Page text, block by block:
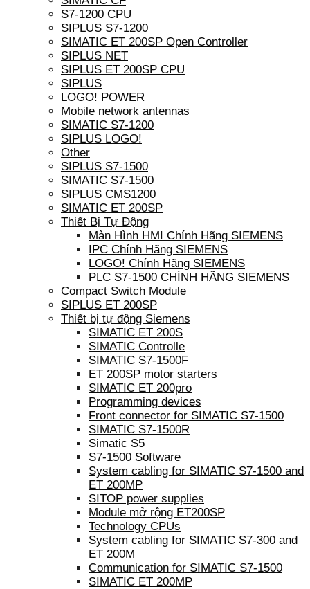
S7-1200 CPU
SIPLUS S7-1200
SIMATIC ET 200SP Open Controller
SIPLUS NET
SIPLUS ET 200SP CPU
SIPLUS
LOGO! POWER
Mobile network antennas
SIMATIC S7-1200
SIPLUS LOGO!
Other
SIPLUS S7-1500
SIMATIC S7-1500
SIPLUS CMS1200
SIMATIC ET 200SP
Thiết Bị Tự Động
Màn Hình HMI Chính Hãng SIEMENS
IPC Chính Hãng SIEMENS
LOGO! Chính Hãng SIEMENS
PLC S7-1500 CHÍNH HÃNG SIEMENS
Compact Switch Module
SIPLUS ET 200SP
Thiết bị tự động Siemens
SIMATIC ET 200S
SIMATIC Controlle
SIMATIC S7-1500F
ET 200SP motor starters
SIMATIC ET 200pro
Programming devices
Front connector for SIMATIC S7-1500
SIMATIC S7-1500R
Simatic S5
S7-1500 Software
System cabling for SIMATIC S7-1500 and
ET 200MP
SITOP power supplies
Module mở rộng ET200SP
Technology CPUs
System cabling for SIMATIC S7-300 and
ET 200M
Communication for SIMATIC S7-1500
SIMATIC ET 200MP